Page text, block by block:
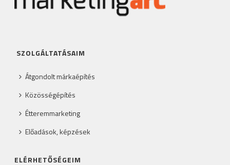
SZOLGÁLTATÁSAIM
Átgondolt márkaépítés
Közösségépítés
Étteremmarketing
Előadások, képzések
ELÉRHETŐSÉGEIM